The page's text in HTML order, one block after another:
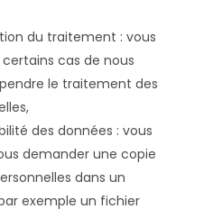
du traitement : vous
cas de nous
le traitement des
des données : vous
demander une copie
dans un
exemple un fichier